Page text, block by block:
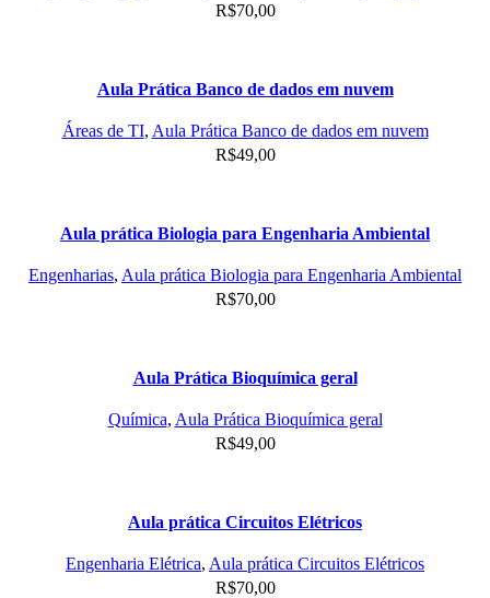
R$70,00
Aula Prática Banco de dados em nuvem
Áreas de TI, Aula Prática Banco de dados em nuvem
R$49,00
Aula prática Biologia para Engenharia Ambiental
Engenharias, Aula prática Biologia para Engenharia Ambiental
R$70,00
Aula Prática Bioquímica geral
Química, Aula Prática Bioquímica geral
R$49,00
Aula prática Circuitos Elétricos
Engenharia Elétrica, Aula prática Circuitos Elétricos
R$70,00